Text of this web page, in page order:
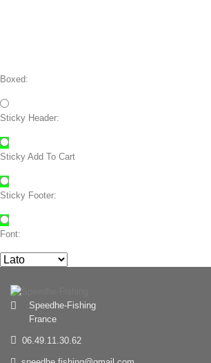
Boxed:
Sticky Header:
Sticky Add To Cart
Sticky Footer:
Font:
Speedhe-Fishing
France
06.49.11.30.62